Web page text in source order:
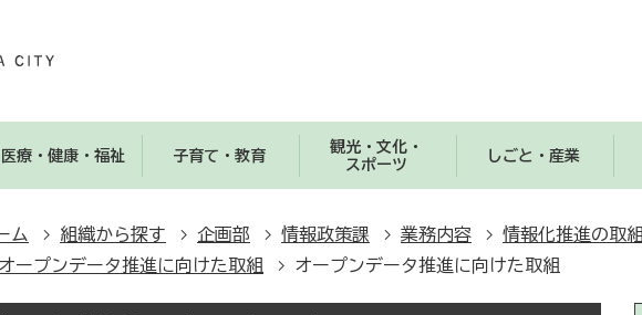
医療・健康・福祉 子育て・教育
観光・文化・
スポーツ
しごと・産業
ム 組織から探す 企画部 情報政策課 業務内容
情報化推進の取組
オープンデータ推進に向けた取組
オープンデータ推進に向けた取組